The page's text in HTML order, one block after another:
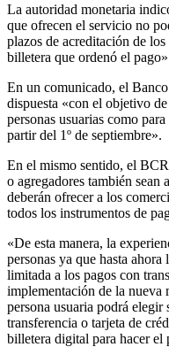
La autoridad monetaria
que ofrecen el servicio no
plazos de acreditación de
billetera que ordenó el
En un comunicado, el
dispuesta «con el objetivo
personas usuarias como
partir del 1º de septiembre».
En el mismo sentido, el
o agregadores también sean
deberán ofrecer a los
todos los instrumentos de
«De esta manera, la
personas ya que hasta
limitada a los pagos con
implementación de la nueva
persona usuaria podrá elegir
transferencia o tarjeta de
billetera digital para hacer el